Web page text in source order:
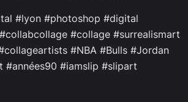
#lyon #photoshop #digital
#collage #surrealismart
#NBA #Bulls #Jordan
#années90 #iamslip #slipart